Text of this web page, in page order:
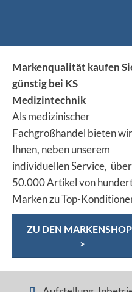
Markenqualität kaufen
günstig bei KS
Medizintechnik
Als medizinischer
Fachgroßhandel bieten wir
Ihnen, neben unserem
individuellen Service, über
50.000 Artikel von
Marken zu Top-
ZU DEN
>